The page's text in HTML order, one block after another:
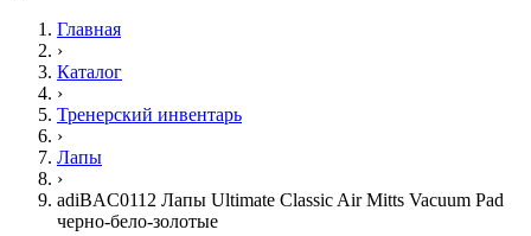
Главная
›
Каталог
›
Тренерский инвентарь
›
Лапы
›
adiBAC0112 Лапы Ultimate Classic Air Mitts Vacuum Pad
черно-бело-золотые